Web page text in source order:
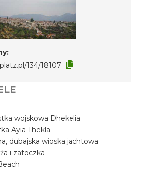
134/18107
wojskowa Dhekelia
Ayia Thekla
dubajska wioska jachtowa
i zatoczka